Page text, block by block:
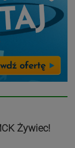
Żywiec!